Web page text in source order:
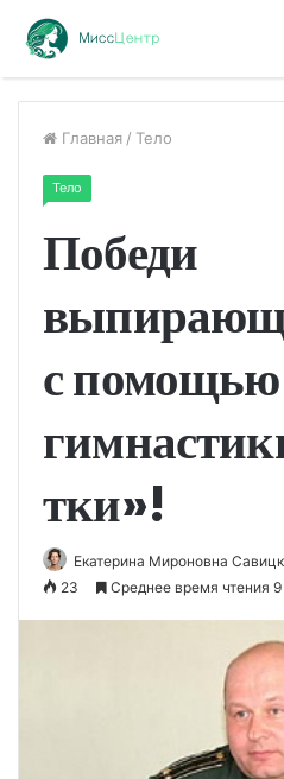
Главная / Тело
Тело
Победи
с помощью
тки»!
Екатерина Мироновна
23
Среднее время чтения